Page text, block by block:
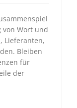
von Wort und
Lieferanten,
Bleiben
für
der